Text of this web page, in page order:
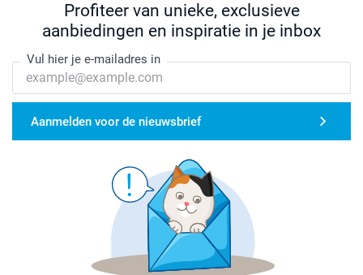
Profiteer van unieke, exclusieve
aanbiedingen en inspiratie in je inbox
Vul hier je e-mailadres in
Aanmelden voor de nieuwsbrief